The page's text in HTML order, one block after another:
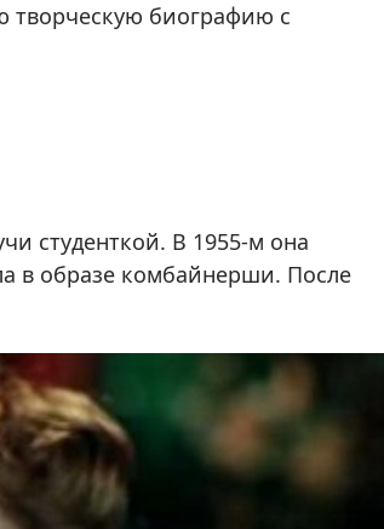
творческую биографию с
студенткой. В 1955-м она
в образе комбайнерши. После